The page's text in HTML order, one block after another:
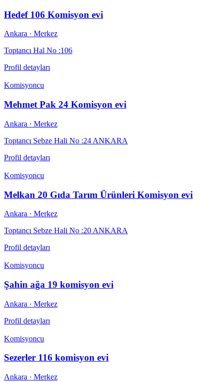
Hedef 106 Komisyon evi
Ankara · Merkez
Toptancı Hal No :106
Profil detayları
Komisyoncu
Mehmet Pak 24 Komisyon evi
Ankara · Merkez
Toptancı Sebze Hali No :24 ANKARA
Profil detayları
Komisyoncu
Melkan 20 Gıda Tarım Ürünleri Komisyon evi
Ankara · Merkez
Toptancı Sebze Hali No :20 ANKARA
Profil detayları
Komisyoncu
Şahin ağa 19 komisyon evi
Ankara · Merkez
Profil detayları
Komisyoncu
Sezerler 116 komisyon evi
Ankara · Merkez